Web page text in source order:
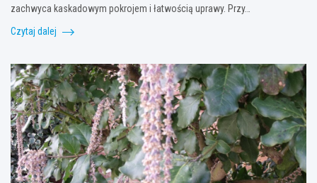
zachwyca kaskadowym pokrojem i łatwością uprawy. Przy…
Czytaj dalej